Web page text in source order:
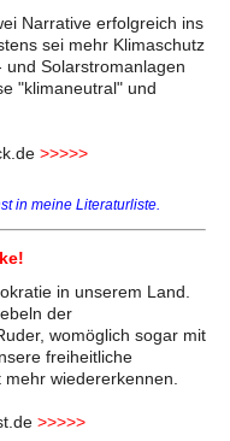
Narrative erfolgreich ins
sei mehr Klimaschutz
und Solarstromanlagen
"klimaneutral" und
>>>>>
in meine Literaturliste.
in unserem Land.
der
womöglich sogar mit
freiheitliche
wiedererkennen.
>>>>>